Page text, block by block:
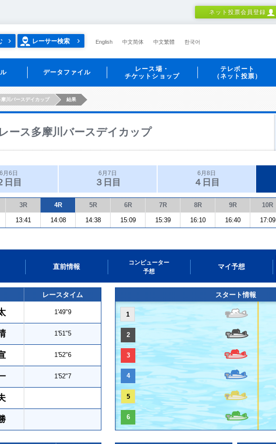
ネット投票会員登録
レーサー検索 English 中文简体 中文繁體 한국어
データファイル
レース場・
チケットショップ
テレボート
（ネット投票）
川バースデイカップ 結果
ース多摩川バースデイカップ
6月6日
日目
6月7日
３日目
6月8日
４日目
3R 4R 5R 6R 7R 8R 9R 10R
13:41 14:08 14:38 15:09 15:39 16:10 16:40 17:09
直前情報
コンピューター
予想
マイ予想
レースタイム
1'49"9
1'51"5
1'52"6
1'52"7
スタート情報
1
2
3
4
5
6